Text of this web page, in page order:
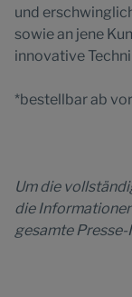
und
sowie an jene
innovative
*bestellbar ab
Um die
die
gesamte